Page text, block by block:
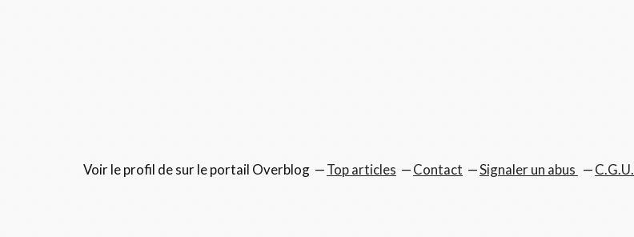
Voir le profil desur le portail Overblog Top articles Contact Signaler un abus C.G.U.